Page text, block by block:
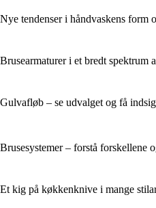
Nye tendenser i håndvaskens form
Brusearmaturer i et bredt spektrum
Gulvafløb – se udvalget og få
Brusesystemer – forstå forskellene
Et kig på køkkenknive i mange